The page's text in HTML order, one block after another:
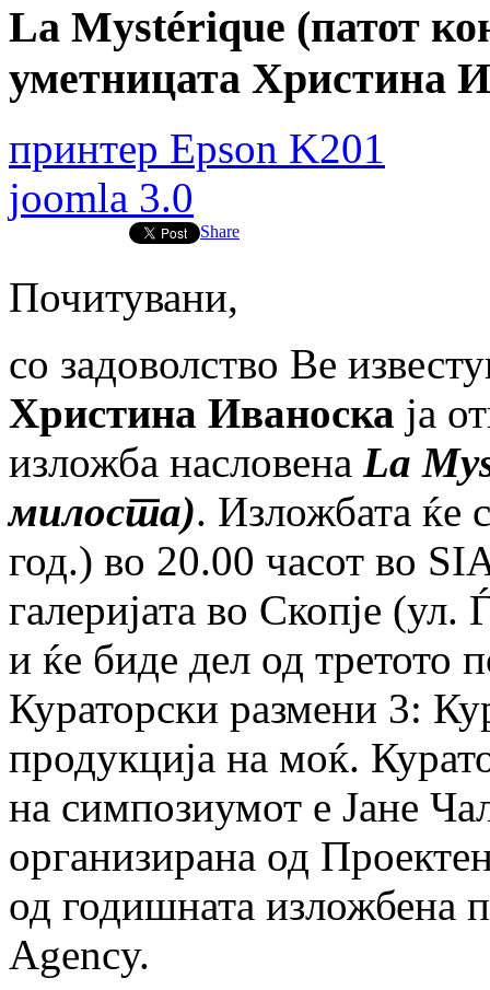
La Mystérique (патот
уметницата Христина
принтер Epson K201
joomla 3.0
Share
Почитувани,
со задоволство Ве
Христина Иваноска ја
изложба насловена La
милостa). Изложбата ќе
год.) во 20.00 часот во
галеријата во Скопје
и ќе биде дел од третото
Кураторски размени 3:
продукција на моќ.
на симпозиумот е Јане
организирана од
од годишната изложбена
Agency.